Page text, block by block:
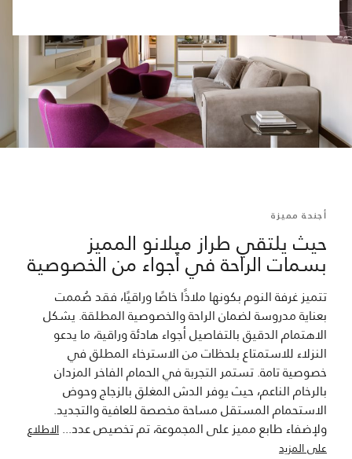
أجنحة مميزة
حيث يلتقي طراز ميلانو المميز
بسمات الراحة في أجواء من الخصوصية
تتميز غرفة النوم بكونها ملاذًا خاصًا وراقيًا، فقد صُممت
بعناية مدروسة لضمان الراحة والخصوصية المطلقة. يشكل
الاهتمام الدقيق بالتفاصيل أجواء هادئة وراقية، ما يدعو
النزلاء للاستمتاع بلحظات من الاسترخاء المطلق في
خصوصية تامة. تستمر التجربة في الحمام الفاخر المزدان
بالرخام الناعم، حيث يوفر الدش المغلق بالزجاج وحوض
الاستحمام المستقل مساحة مخصصة للعافية والتجديد.
ولإضفاء طابع مميز على المجموعة، تم تخصيص عدد...الاطلاع
على المزيد